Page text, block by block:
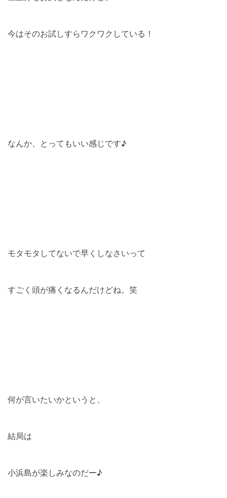
今はそのお試しすらワクワクしている！
なんか、とってもいい感じです♪
モタモタしてないで早くしなさいって
すごく頭が痛くなるんだけどね。笑
何が言いたいかというと、
結局は
小浜島が楽しみなのだー♪